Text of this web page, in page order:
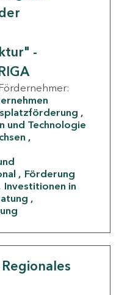
-
und Technologie
Förderung
Investitionen in